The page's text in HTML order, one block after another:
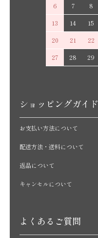
6
7 8
13
14 15
20
21 22
27
28 29
ショッピングガイド
お支払い方法について
配送方法・送料について
返品について
キャンセルについて
よくあるご質問